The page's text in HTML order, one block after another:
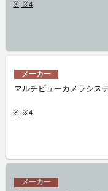
※, ※4
メーカー
マルチビューカメラシス
※, ※4
メーカー